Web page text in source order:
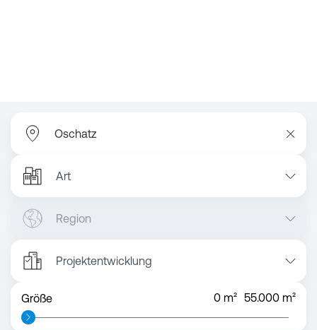
Art
Region
Projektentwicklung
Größe 0 m² 55.000 m²